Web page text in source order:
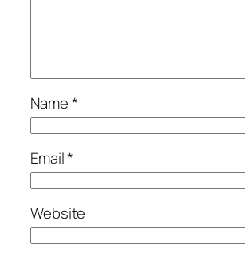
Name*
Email*
Website